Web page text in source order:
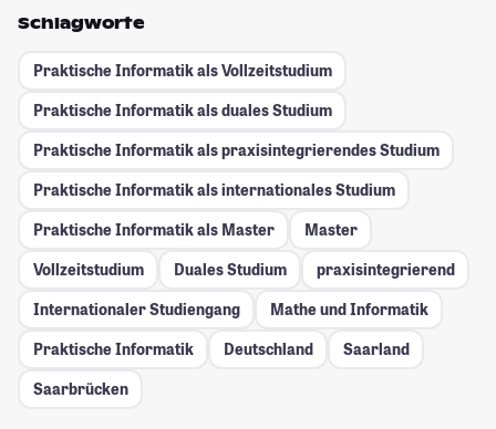
Schlagworte
Praktische Informatik als Vollzeitstudium
Praktische Informatik als duales Studium
Praktische Informatik als praxisintegrierendes Studium
Praktische Informatik als internationales Studium
Praktische Informatik als Master
Master
Vollzeitstudium
Duales Studium
praxisintegrierend
Internationaler Studiengang
Mathe und Informatik
Praktische Informatik
Deutschland
Saarland
Saarbrücken